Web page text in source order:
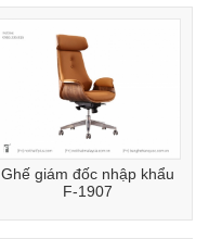
Ghế giám đốc nhập khẩu
F-1907